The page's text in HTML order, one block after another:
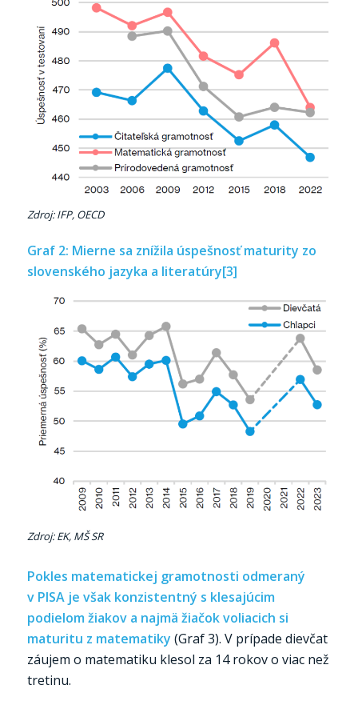
Zdroj: IFP, OECD
Graf 2: Mierne sa znížila úspešnosť maturity zo
slovenského jazyka a literatúry[3]
Zdroj: EK, MŠ SR
Pokles matematickej gramotnosti odmeraný
v PISA je však konzistentný s klesajúcim
podielom žiakov a najmä žiačok voliacich si
maturitu z matematiky (Graf 3). V prípade dievčat
záujem o matematiku klesol za 14 rokov o viac než
tretinu.